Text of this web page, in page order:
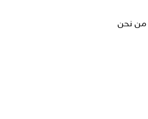
من نحن